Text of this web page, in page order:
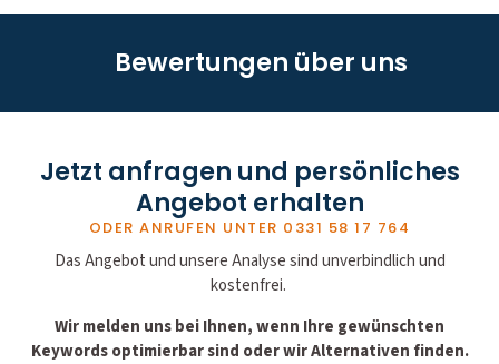
Bewertungen über uns
Jetzt anfragen und persönliches
Angebot erhalten
ODER ANRUFEN UNTER 0331 58 17 764
Das Angebot und unsere Analyse sind unverbindlich und
kostenfrei.
Wir melden uns bei Ihnen, wenn Ihre gewünschten
Keywords optimierbar sind oder wir Alternativen finden.